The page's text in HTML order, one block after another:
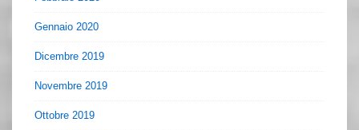
Gennaio 2020
Dicembre 2019
Novembre 2019
Ottobre 2019